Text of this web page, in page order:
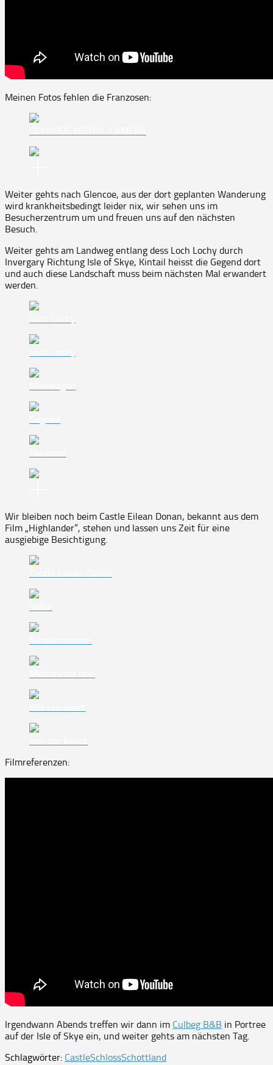
Meinen Fotos fehlen die Franzosen:
Weiter gehts nach Glencoe, aus der dort geplanten Wanderung
wird krankheitsbedingt leider nix, wir sehen uns im
Besucherzentrum um und freuen uns auf den nächsten
Besuch.
Weiter gehts am Landweg entlang dess Loch Lochy durch
Invergary Richtung Isle of Skye, Kintail heisst die Gegend dort
und auch diese Landschaft muss beim nächsten Mal erwandert
werden.
Wir bleiben noch beim Castle Eilean Donan, bekannt aus dem
Film „Highlander“, stehen und lassen uns Zeit für eine
ausgiebige Besichtigung.
Filmreferenzen:
Irgendwann Abends treffen wir dann im Culbeg B&B in Portree
auf der Isle of Skye ein, und weiter gehts am nächsten Tag.
Schlagwörter: CastleSchlossSchottland